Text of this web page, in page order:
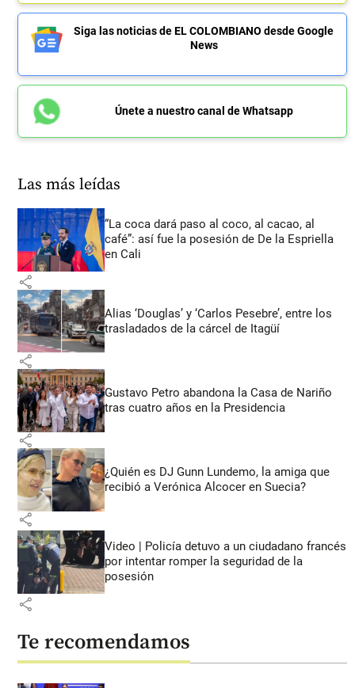
Siga las noticias de EL COLOMBIANO desde Google
News
Únete a nuestro canal de Whatsapp
Las más leídas
“La coca dará paso al coco, al cacao, al
café”: así fue la posesión de De la Espriella
en Cali
share
Alias ‘Douglas’ y ‘Carlos Pesebre’, entre los
trasladados de la cárcel de Itagüí
share
Gustavo Petro abandona la Casa de Nariño
tras cuatro años en la Presidencia
share
¿Quién es DJ Gunn Lundemo, la amiga que
recibió a Verónica Alcocer en Suecia?
share
Video | Policía detuvo a un ciudadano francés
por intentar romper la seguridad de la
posesión
share
Te recomendamos